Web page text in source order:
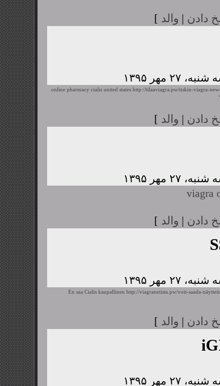
دادن | والد ]
online pharmacy cialis united states http://tilaaviagra.pw/tiskin-viagra-
دادن | والد ]
viagra
دادن | والد ]
En saa Cialis kaupallinen http://viagranetista.pw/voit-saada-
دادن | والد ]